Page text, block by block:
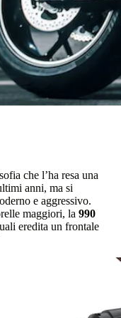
che l’ha resa una
anni, ma si
e aggressivo.
maggiori, la 990
eredita un frontale